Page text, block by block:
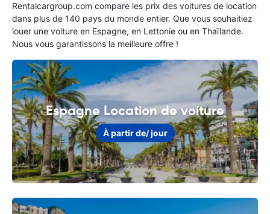
Rentalcargroup.com compare les prix des voitures de location
dans plus de 140 pays du monde entier. Que vous souhaitiez
louer une voiture en Espagne, en Lettonie ou en Thaïlande.
Nous vous garantissons la meilleure offre !
Espagne Location de voiture
À partir de/ jour